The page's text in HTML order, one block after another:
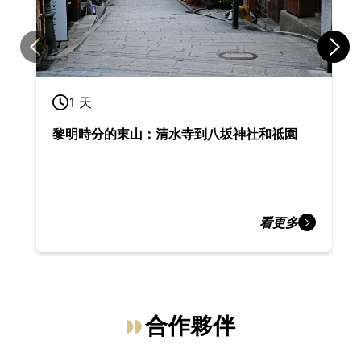
1 天
黎明時分的東山：清水寺到八坂神社和祗園
看更多
合作夥伴